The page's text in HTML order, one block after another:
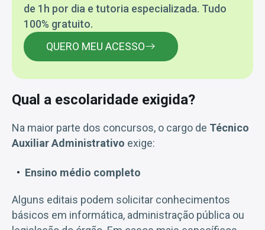
de 1h por dia e tutoria especializada. Tudo
100% gratuito.
QUERO MEU ACESSO
Qual a escolaridade exigida?
Na maior parte dos concursos, o cargo de Técnico
Auxiliar Administrativo exige:
Ensino médio completo
Alguns editais podem solicitar conhecimentos
básicos em informática, administração pública ou